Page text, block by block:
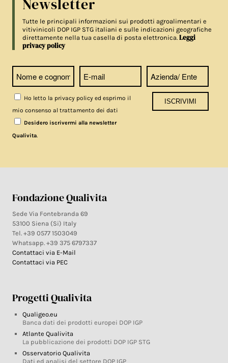
Newsletter
Tutte le principali informazioni sui prodotti agroalimentari e
vitivinicoli DOP IGP STG italiani e sulle indicazioni geografiche
direttamente nella tua casella di posta elettronica.Leggi
privacy policy
Ho letto la privacy policy ed esprimo il
mio consenso al trattamento dei dati
Desidero iscrivermi alla newsletter
Qualivita.
Fondazione Qualivita
Sede Via Fontebranda 69
53100 Siena (Si) Italy
Tel. +39 0577 1503049
Whatsapp. +39 375 6797337
Contattaci via E-Mail
Contattaci via PEC
Progetti Qualivita
Qualigeo.eu
Banca dati dei prodotti europei DOP IGP
Atlante Qualivita
La pubblicazione dei prodotti DOP IGP STG
Osservatorio Qualivita
Dati ed analisi del settore DOP IGP